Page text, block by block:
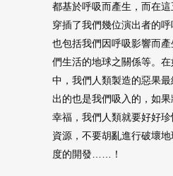
都基於呼吸而產生，而在這
穿插了我們幾位演出者的
也包括我們因呼吸影響而
們生活的地球之關係等。
中，我們人類製造的惡果
出的也是我們吸入的，如
幸福，我們人類就要好好
資源，不要胡亂進行破壞
度的開發……！